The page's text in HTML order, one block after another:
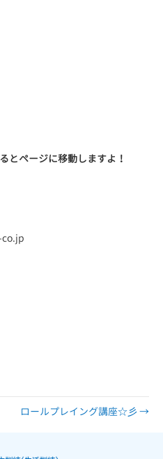
とページに移動しますよ！
co.jp
ロールプレイング講座☆彡 →